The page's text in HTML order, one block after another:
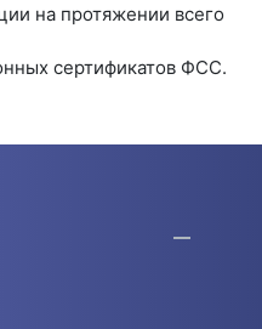
на протяжении всего
сертификатов ФСС.